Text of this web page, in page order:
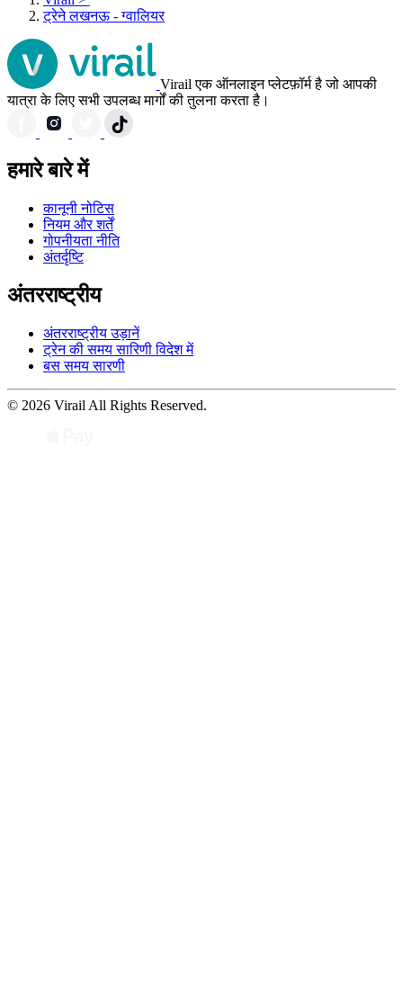
ट्रेने लखनऊ - ग्‍वालियर
Virail एक ऑनलाइन प्लेटफ़ॉर्म है जो आपकी
यात्रा के लिए सभी उपलब्ध मार्गों की तुलना करता है।
हमारे बारे में
कानूनी नोटिस
नियम और शर्तें
गोपनीयता नीति
अंतर्दृष्टि
अंतरराष्ट्रीय
अंतरराष्ट्रीय उड़ानें
ट्रेन की समय सारिणी विदेश में
बस समय सारणी
© 2026 Virail All Rights Reserved.